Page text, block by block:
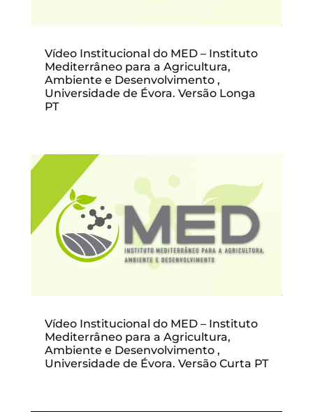
Vídeo Institucional do MED – Instituto
Mediterrâneo para a Agricultura,
Ambiente e Desenvolvimento ,
Universidade de Évora. Versão Longa
PT
Vídeo Institucional do MED – Instituto
Mediterrâneo para a Agricultura,
Ambiente e Desenvolvimento ,
Universidade de Évora. Versão Curta PT